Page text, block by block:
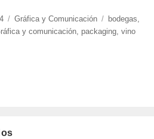
chiara-
Categorías
Gráfica y Comunicación Etiquetas
bodegas
y comunicación packaging ,vino